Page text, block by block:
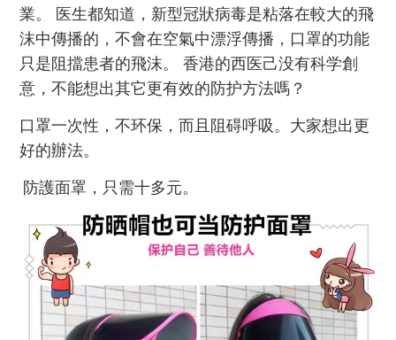
業。 医生都知道，新型冠狀病毒是粘落在較大的飛
沫中傳播的，不會在空氣中漂浮傳播，口罩的功能
只是阻擋患者的飛沫。 香港的西医己没有科学創
意，不能想出其它更有效的防护方法嗎？
口罩一次性，不环保，而且阻碍呼吸。大家想出更
好的辦法。
防護面罩，只需十多元。